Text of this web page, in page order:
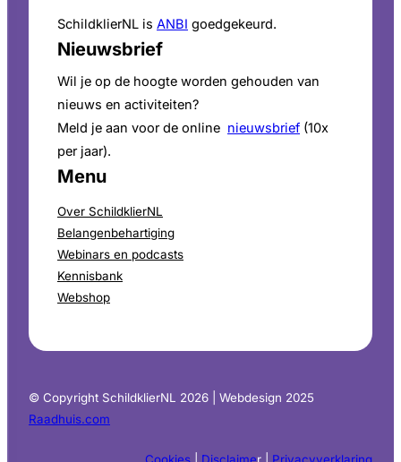
SchildklierNL is ANBI goedgekeurd.
Nieuwsbrief
Wil je op de hoogte worden gehouden van
nieuws en activiteiten?
Meld je aan voor de online nieuwsbrief (10x
per jaar).
Menu
Over SchildklierNL
Belangenbehartiging
Webinars en podcasts
Kennisbank
Webshop
© Copyright SchildklierNL 2026 | Webdesign 2025
Raadhuis.com